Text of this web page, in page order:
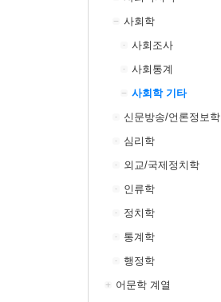
사회학
사회조사
사회통계
사회학 기타
신문방송/언론정보학
심리학
외교/국제정치학
인류학
정치학
통계학
행정학
어문학 계열